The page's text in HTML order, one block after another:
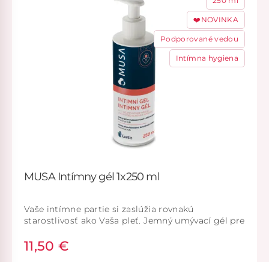
❤️NOVINKA
Podporované vedou
Intímna hygiena
MUSA Intímny gél 1x250 ml
Vaše intímne partie si zaslúžia rovnakú
starostlivosť ako Vaša pleť. Jemný umývací gél pre
rešpektuje prirodzenú obranyschopnosť a flóru
intímnej oblasti a nemení pH.
11,50 €